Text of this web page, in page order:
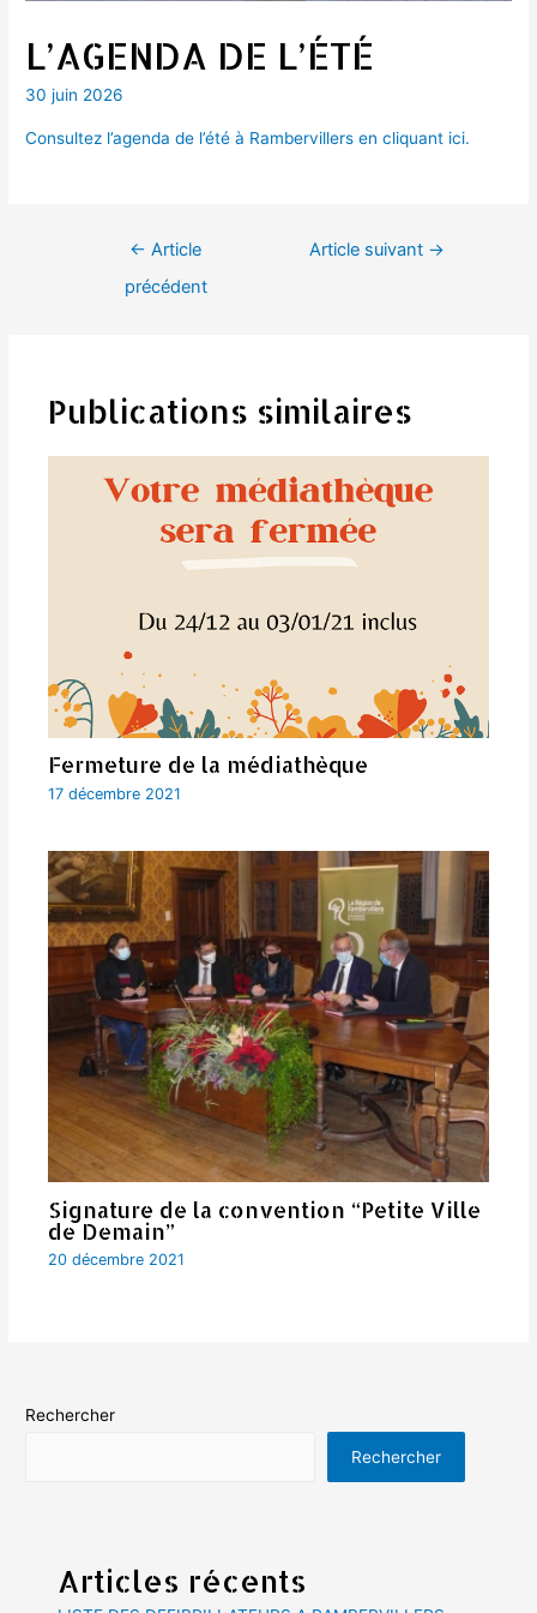
L’AGENDA DE L’ÉTÉ
30 juin 2026
Consultez l’agenda de l’été à Rambervillers en cliquant ici.
Navigation← Article
précédent
Article suivant →
Publications similaires
Fermeture de la médiathèque
17 décembre 2021
Signature de la convention “Petite Ville
de Demain”
20 décembre 2021
Rechercher
Rechercher
Articles récents